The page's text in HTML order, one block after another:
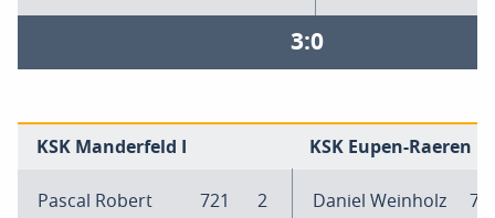
3:0
KSK Manderfeld I KSK Eupen-Raeren I
Pascal Robert 721
2
Daniel Weinholz